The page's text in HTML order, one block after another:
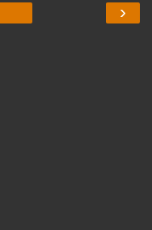
›